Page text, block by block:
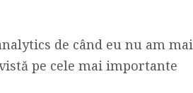
de când eu nu am mai
pe cele mai importante